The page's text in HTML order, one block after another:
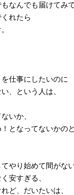
なんでも届けてみて
れたら
仕事にしたいのに
、という人は、
いか、
となってないかの
やり始めて間がな
安すぎる、
ど、だいたいは、